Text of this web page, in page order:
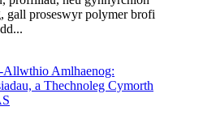
gall proseswyr polymer brofi